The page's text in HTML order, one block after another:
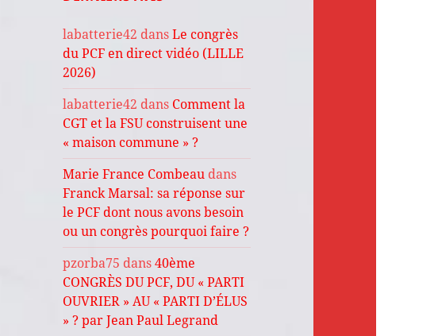
labatterie42 dansLe congrès
du PCF en direct vidéo (LILLE
2026)
labatterie42 dans Comment la
CGT et la FSU construisent une
« maison commune » ?
Marie France Combeau dans
Franck Marsal: sa réponse sur
le PCF dont nous avons besoin
ou un congrès pourquoi faire ?
pzorba75 dans40ème
CONGRÈS DU PCF, DU « PARTI
OUVRIER » AU « PARTI D’ÉLUS
» ? par Jean Paul Legrand